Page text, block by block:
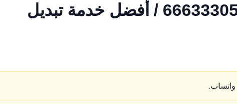
تبديل بطاريات الشامية / 66633305 / أفضل خدمة تبديل
واتساب.